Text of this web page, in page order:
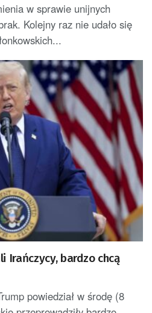
w sprawie unijnych
Kolejny raz nie udało się
Irańczycy, bardzo chcą
powiedział w środę (8